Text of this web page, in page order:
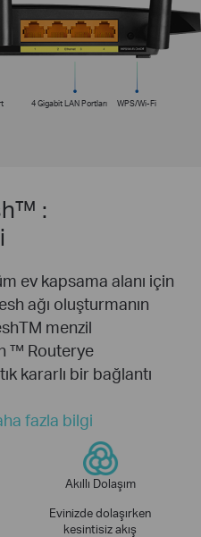
4 Gigabit LAN Portları WPS/Wi-Fi
:
ev kapsama alanı için
ağı oluşturmanın
menzil
™ Routerye
kararlı bir bağlantı
fazla bilgi
Akıllı Dolaşım
Evinizde dolaşırken
kesintisiz akış